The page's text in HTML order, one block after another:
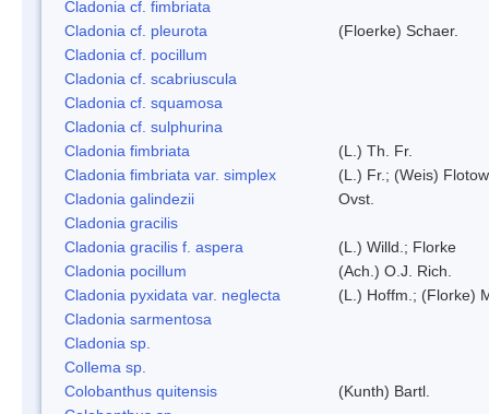
Cladonia cf. fimbriata
Cladonia cf. pleurota
(Floerke) Schaer.
Cladonia cf. pocillum
Cladonia cf. scabriuscula
Cladonia cf. squamosa
Cladonia cf. sulphurina
Cladonia fimbriata
(L.) Th. Fr.
Cladonia fimbriata var. simplex
(L.) Fr.; (Weis) Flotow
Cladonia galindezii
Ovst.
Cladonia gracilis
Cladonia gracilis f. aspera
(L.) Willd.; Florke
Cladonia pocillum
(Ach.) O.J. Rich.
Cladonia pyxidata var. neglecta
(L.) Hoffm.; (Florke)
Cladonia sarmentosa
Cladonia sp.
Collema sp.
Colobanthus quitensis
(Kunth) Bartl.